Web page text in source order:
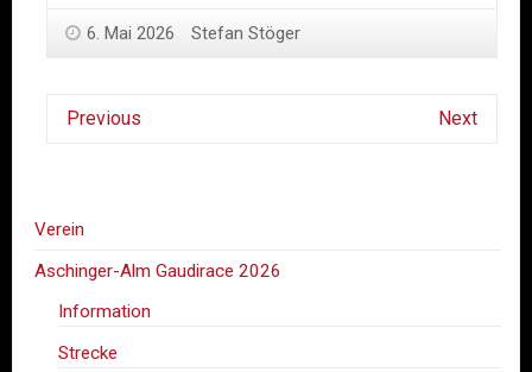
6. Mai 2026 Stefan Stöger
Previous Next
Verein
Aschinger-Alm Gaudirace 2026
Information
Strecke